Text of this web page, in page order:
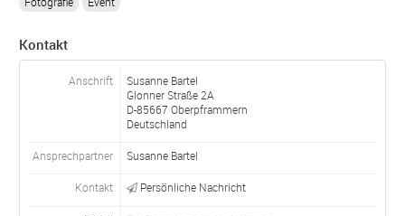
Kontakt
Anschrift
Susanne Bartel
Glonner Straße 2A
D-85667 Oberpframmern
Deutschland
Ansprechpartner Susanne Bartel
Kontakt Persönliche Nachricht